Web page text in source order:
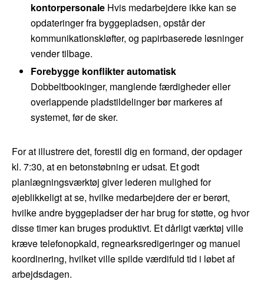
kontorpersonale Hvis medarbejdere ikke kan se
opdateringer fra byggepladsen, opstår der
kommunikationskløfter, og papirbaserede løsninger
vender tilbage.
Forebygge konflikter automatisk
Dobbeltbookinger, manglende færdigheder eller
overlappende pladstildelinger bør markeres af
systemet, før de sker.
For at illustrere det, forestil dig en formand, der opdager
kl. 7:30, at en betonstøbning er udsat. Et godt
planlægningsværktøj giver lederen mulighed for
øjeblikkeligt at se, hvilke medarbejdere der er berørt,
hvilke andre byggepladser der har brug for støtte, og hvor
disse timer kan bruges produktivt. Et dårligt værktøj ville
kræve telefonopkald, regnearksredigeringer og manuel
koordinering, hvilket ville spilde værdifuld tid i løbet af
arbejdsdagen.